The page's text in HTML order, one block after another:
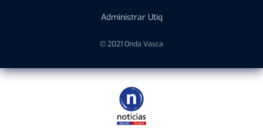
Administrar Utiq
© 2021 Onda Vasca